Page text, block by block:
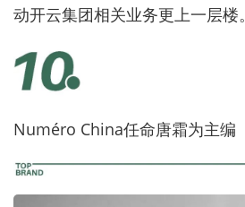
动开云集团相关业务更上一层楼。
Numéro China任命唐霜为主编